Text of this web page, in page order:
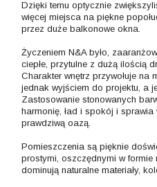
Dzięki temu optycznie
więcej miejsca na piękne
przez duże balkonowe okna.
Życzeniem N&A było,
ciepłe, przytulne z dużą ilością
Charakter wnętrz przywołuje na
jednak wyjściem do projektu, a
Zastosowanie stonowanych
harmonię, ład i spokój i
prawdziwą oazą.
Pomieszczenia są pięknie
prostymi, oszczędnymi w formie
dominują naturalne materiały,